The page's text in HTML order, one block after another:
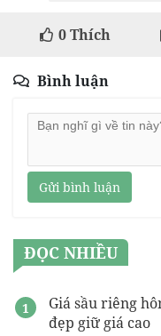
0Thích
Bình luận
Gửi bình luận
ĐỌC NHIỀU
Giá sầu riêng
đẹp giữ giá cao